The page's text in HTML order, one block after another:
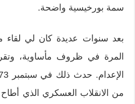
سمة بورخيسية واضحة.
بعد سنوات عديدة كان لي
المرة في ظروف مأساوية،
من الانقلاب العسكري الذي أطاح